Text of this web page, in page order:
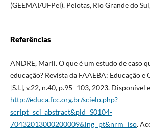
(GEEMAI/UFPel). Pelotas, Rio Grande do
Referências
ANDRE, Marli. O que é um estudo de caso
educação? Revista da FAAEBA: Educação
[S.l.], v.22, n.40, p.95–103, 2023. Disponível
http://educa.fcc.org.br/scielo.php?
script=sci_abstract&pid=S0104-
70432013000200009&lng=pt&nrm=iso.